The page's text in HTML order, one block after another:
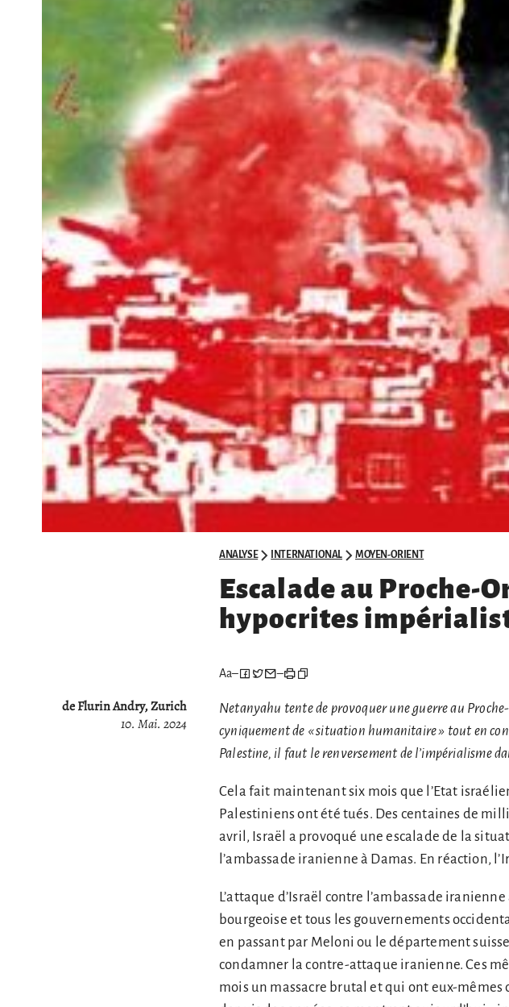
ANALYSE INTERNATIONAL MOYEN-ORIENT
Escalade au Proche-
hypocrites
Aa– –
de Flurin Andry, Zurich
10. Mai. 2024
Netanyahu tente de provoquer une guerre au
cyniquement de « situation humanitaire » tout en
Palestine, il faut le renversement de l’impérialisme
Cela fait maintenant six mois que l’Etat
Palestiniens ont été tués. Des centaines de
avril, Israël a provoqué une escalade de la
l’ambassade iranienne à Damas. En réaction,
L’attaque d’Israël contre l’ambassade
bourgeoise et tous les gouvernements
en passant par Meloni ou le département
condamner la contre-attaque iranienne. Ces
mois un massacre brutal et qui ont eux-